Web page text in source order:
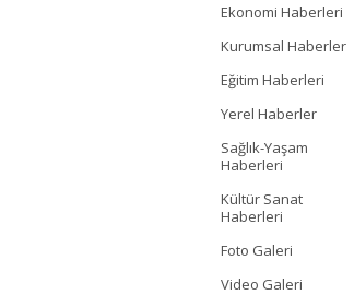
Ekonomi Haberleri
Kurumsal Haberler
Eğitim Haberleri
Yerel Haberler
Sağlık-Yaşam
Haberleri
Kültür Sanat
Haberleri
Foto Galeri
Video Galeri